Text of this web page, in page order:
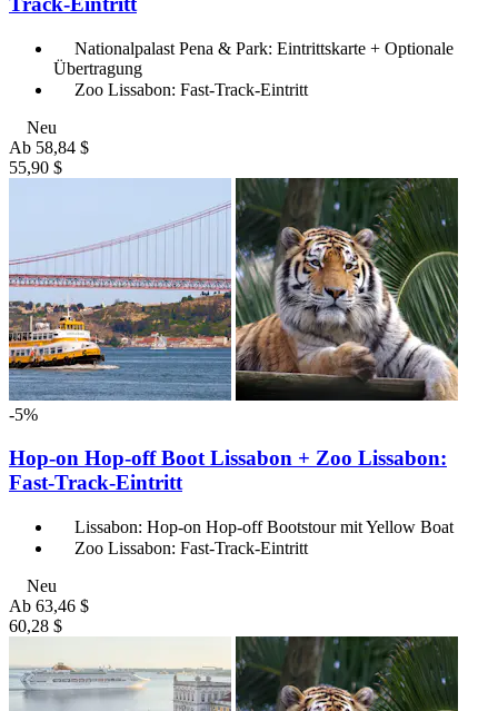
Nationalpalast Pena & Park: Eintrittskarte + Optionale
Übertragung
Zoo Lissabon: Fast-Track-Eintritt
Neu
Ab 58,84 $
55,90 $
-5%
Hop-on Hop-off Boot Lissabon + Zoo Lissabon:
Fast-Track-Eintritt
Lissabon: Hop-on Hop-off Bootstour mit Yellow Boat
Zoo Lissabon: Fast-Track-Eintritt
Neu
Ab 63,46 $
60,28 $